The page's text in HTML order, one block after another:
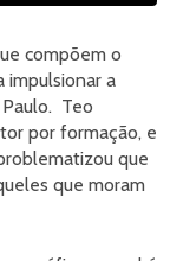
compõem o
impulsionar a
Teo
por formação, e
que
que moram